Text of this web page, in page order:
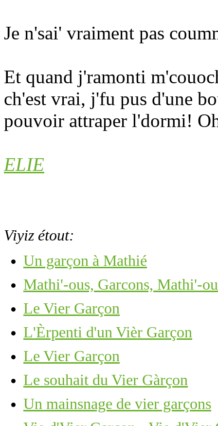
Je n'sai' vraiment pas
Et quand j'ramonti
ch'est vrai, j'fu pus d'une
pouvoir attraper l'dormi!
ELIE
Viyiz étout:
Un garçon à Mathié
Mathi'-ous, Garcons, Mathi'-
Le Vier Garçon
L'Èrpenti d'un Vièr Garçon
Le Vier Garçon
Le souhait du Vier Gàrçon
Un mainsnage de vier garçons